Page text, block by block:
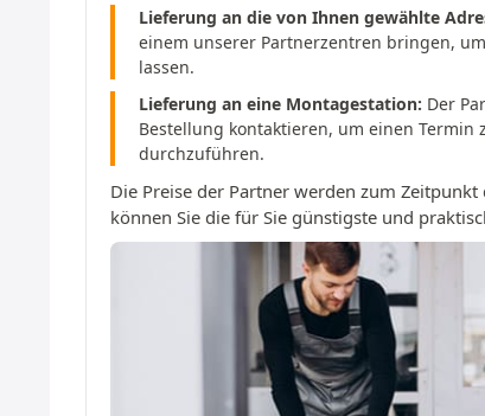
Lieferung an die von Ihnen gewählte
einem unserer Partnerzentren bringen,
lassen.
Lieferung an eine Montagestation: Der
Bestellung kontaktieren, um einen
durchzuführen.
Die Preise der Partner werden zum
können Sie die für Sie günstigste und